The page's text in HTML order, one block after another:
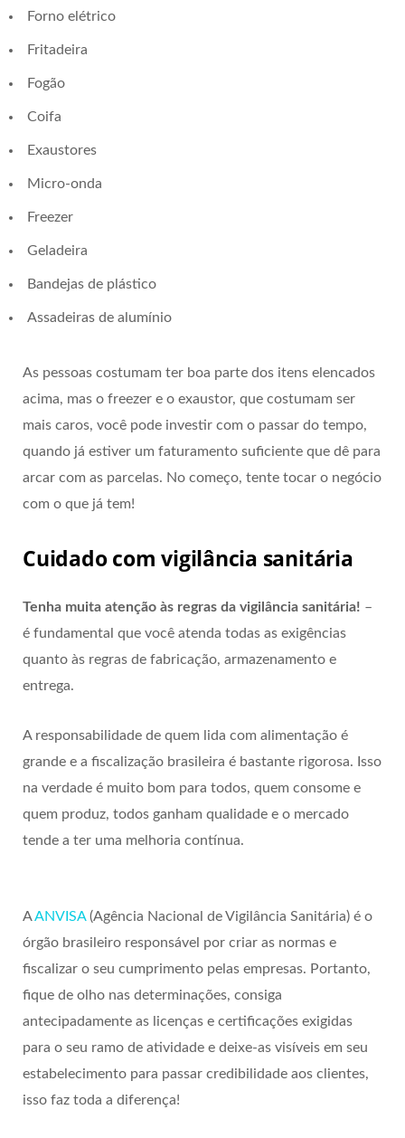
Forno elétrico
Fritadeira
Fogão
Coifa
Exaustores
Micro-onda
Freezer
Geladeira
Bandejas de plástico
Assadeiras de alumínio
As pessoas costumam ter boa parte dos itens elencados
acima, mas o freezer e o exaustor, que costumam ser
mais caros, você pode investir com o passar do tempo,
quando já estiver um faturamento suficiente que dê para
arcar com as parcelas. No começo, tente tocar o negócio
com o que já tem!
Cuidado com vigilância sanitária
Tenha muita atenção às regras da vigilância sanitária! –
é fundamental que você atenda todas as exigências
quanto às regras de fabricação, armazenamento e
entrega.
A responsabilidade de quem lida com alimentação é
grande e a fiscalização brasileira é bastante rigorosa. Isso
na verdade é muito bom para todos, quem consome e
quem produz, todos ganham qualidade e o mercado
tende a ter uma melhoria contínua.
AANVISA(Agência Nacional de Vigilância Sanitária) é o
órgão brasileiro responsável por criar as normas e
fiscalizar o seu cumprimento pelas empresas. Portanto,
fique de olho nas determinações, consiga
antecipadamente as licenças e certificações exigidas
para o seu ramo de atividade e deixe-as visíveis em seu
estabelecimento para passar credibilidade aos clientes,
isso faz toda a diferença!